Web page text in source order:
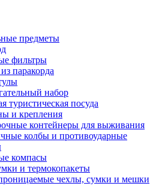
предметы
фильтры
паракорда
набор
туристическая посуда
и крепления
контейнеры для выживания
колбы и противоударные
компасы
и термокопакеты
чехлы, сумки и мешки